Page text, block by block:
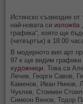
Истинско съзвездие
най-новата си изложба
графика“, която ще
(четвъртък) в 18:00
В модерното вип арт
97 к ще видим графики
художници . Това са
Лечев, Георги Савов,
Каменов, Иван Нинов,
Чуклев, Стоимен
Симеон Венов, Тодор